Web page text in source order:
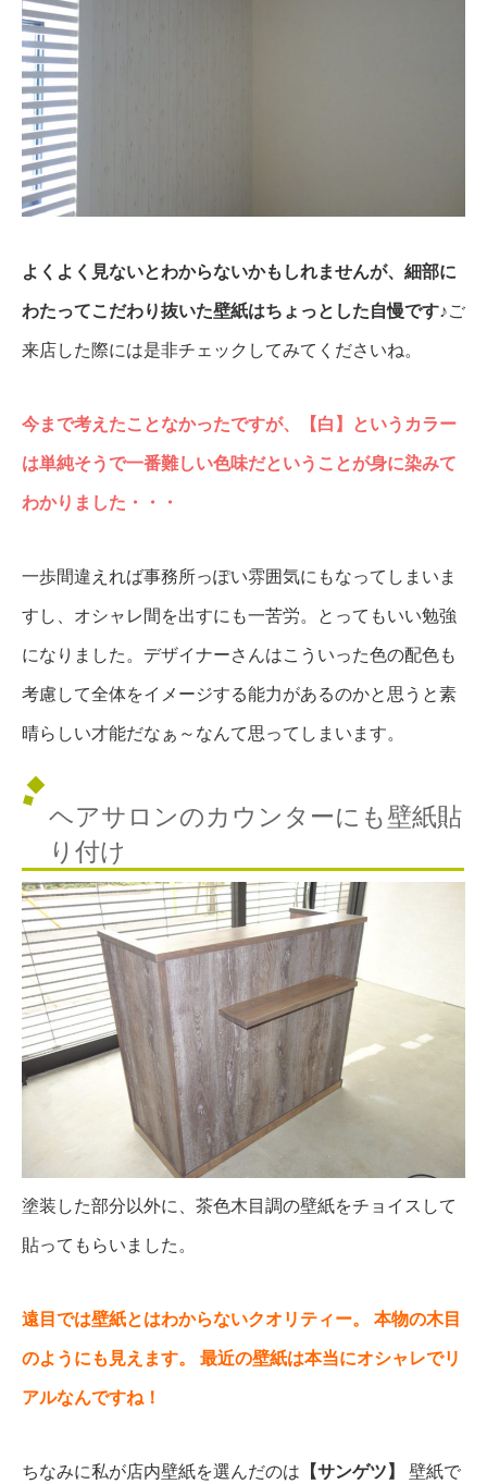
よくよく見ないとわからないかもしれませんが、細部に
わたってこだわり抜いた壁紙はちょっとした自慢です♪ご
来店した際には是非チェックしてみてくださいね。
今まで考えたことなかったですが、【白】というカラー
は単純そうで一番難しい色味だということが身に染みて
わかりました・・・
一歩間違えれば事務所っぽい雰囲気にもなってしまいま
すし、オシャレ間を出すにも一苦労。とってもいい勉強
になりました。デザイナーさんはこういった色の配色も
考慮して全体をイメージする能力があるのかと思うと素
晴らしい才能だなぁ～なんて思ってしまいます。
ヘアサロンのカウンターにも壁紙貼
り付け
塗装した部分以外に、茶色木目調の壁紙をチョイスして
貼ってもらいました。
遠目では壁紙とはわからないクオリティー。
本物の木目
のようにも見えます。
最近の壁紙は本当にオシャレでリ
アルなんですね！
ちなみに私が店内壁紙を選んだのは 【サンゲツ】
壁紙で